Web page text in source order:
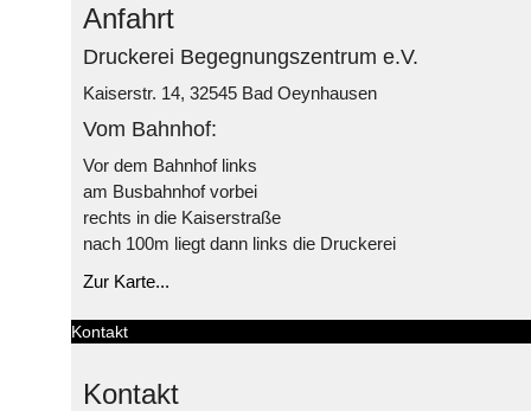
Anfahrt
Druckerei Begegnungszentrum e.V.
Kaiserstr. 14, 32545 Bad Oeynhausen
Vom Bahnhof:
Vor dem Bahnhof links
am Busbahnhof vorbei
rechts in die Kaiserstraße
nach 100m liegt dann links die Druckerei
Zur Karte...
Kontakt
Kontakt